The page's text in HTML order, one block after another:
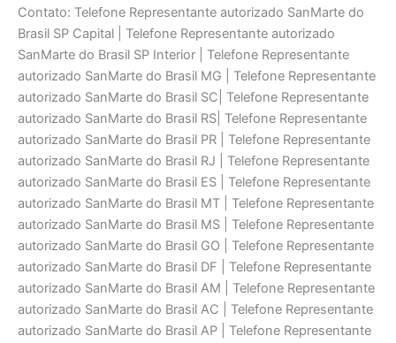
Contato: Telefone Representante autorizado SanMarte do
Brasil SP Capital | Telefone Representante autorizado
SanMarte do Brasil SP Interior | Telefone Representante
autorizado SanMarte do Brasil MG | Telefone Representante
autorizado SanMarte do Brasil SC| Telefone Representante
autorizado SanMarte do Brasil RS| Telefone Representante
autorizado SanMarte do Brasil PR | Telefone Representante
autorizado SanMarte do Brasil RJ | Telefone Representante
autorizado SanMarte do Brasil ES | Telefone Representante
autorizado SanMarte do Brasil MT | Telefone Representante
autorizado SanMarte do Brasil MS | Telefone Representante
autorizado SanMarte do Brasil GO | Telefone Representante
autorizado SanMarte do Brasil DF | Telefone Representante
autorizado SanMarte do Brasil AM | Telefone Representante
autorizado SanMarte do Brasil AC | Telefone Representante
autorizado SanMarte do Brasil AP | Telefone Representante